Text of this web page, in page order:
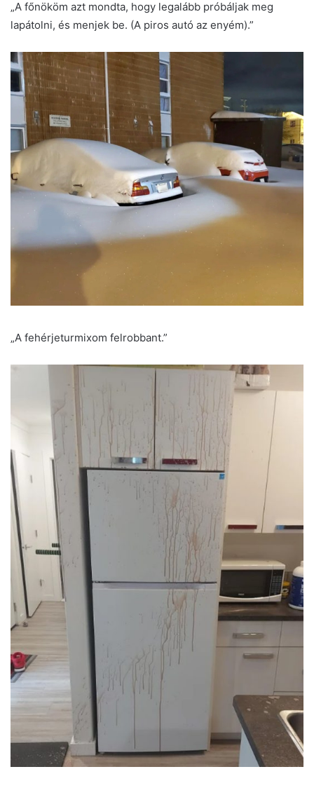
„A főnököm azt mondta, hogy legalább próbáljak meg
lapátolni, és menjek be. (A piros autó az enyém).”
„A fehérjeturmixom felrobbant.”